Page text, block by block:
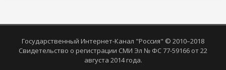
Государственный Интернет-Канал "Россия" © 2010–2018
Свидетельство о регистрации СМИ Эл № ФС 77-59166 от 22
августа 2014 года.